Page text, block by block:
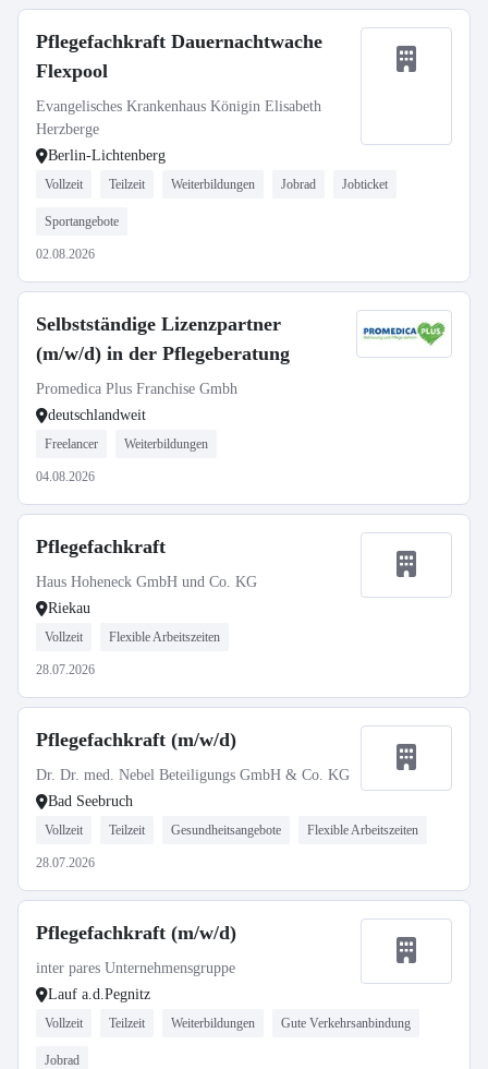
Pflegefachkraft Dauernachtwache
Flexpool
Evangelisches Krankenhaus Königin Elisabeth
Herzberge
Berlin-Lichtenberg
Vollzeit Teilzeit Weiterbildungen Jobrad Jobticket
Sportangebote
02.08.2026
Selbstständige Lizenzpartner
(m/w/d) in der Pflegeberatung
Promedica Plus Franchise Gmbh
deutschlandweit
Freelancer Weiterbildungen
04.08.2026
Pflegefachkraft
Haus Hoheneck GmbH und Co. KG
Riekau
Vollzeit Flexible Arbeitszeiten
28.07.2026
Pflegefachkraft (m/w/d)
Dr. Dr. med. Nebel Beteiligungs GmbH & Co. KG
Bad Seebruch
Vollzeit Teilzeit Gesundheitsangebote Flexible Arbeitszeiten
28.07.2026
Pflegefachkraft (m/w/d)
inter pares Unternehmensgruppe
Lauf a.d.Pegnitz
Vollzeit Teilzeit Weiterbildungen Gute Verkehrsanbindung
Jobrad